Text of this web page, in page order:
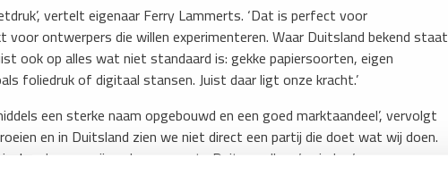
vertelt eigenaar Ferry Lammerts. ‘Dat is perfect voor
voor ontwerpers die willen experimenteren. Waar Duitsland bekend staat
ook op alles wat niet standaard is: gekke papiersoorten, eigen
foliedruk of digitaal stansen. Juist daar ligt onze kracht.’
een sterke naam opgebouwd en een goed marktaandeel’, vervolgt
en in Duitsland zien we niet direct een partij die doet wat wij doen.
konden we vrij snel onze eerste Duitse collega’s vinden.’